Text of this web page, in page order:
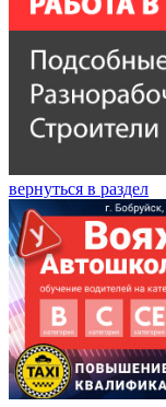
вернуться в раздел